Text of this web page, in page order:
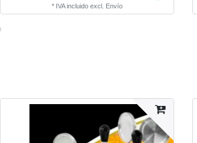
* IVA incluido excl. Envío